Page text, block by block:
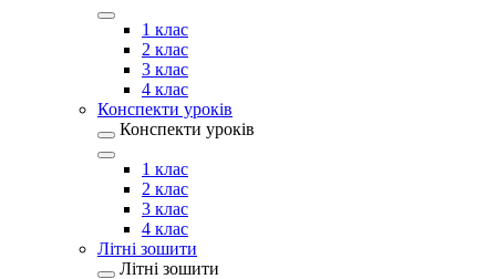
1 клас
2 клас
3 клас
4 клас
Конспекти уроків
Конспекти уроків
1 клас
2 клас
3 клас
4 клас
Літні зошити
Літні зошити